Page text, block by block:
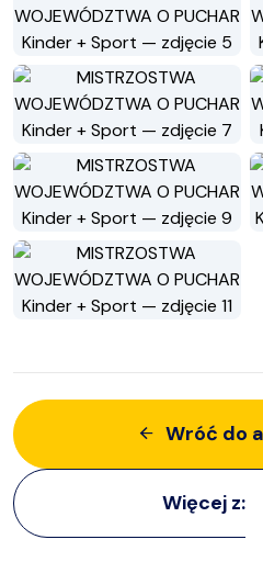
Wróć do
Więcej z: